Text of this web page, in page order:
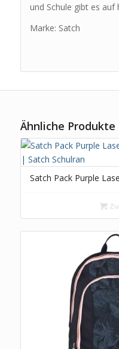
und Schule gibt es auf
Marke: Satch
Ähnliche Produkte
Satch Pack Purple